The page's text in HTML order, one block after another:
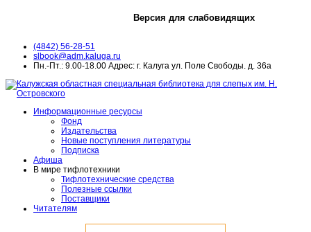
Версия для слабовидящих
(4842) 56-28-51
slbook@adm.kaluga.ru
Пн.-Пт.: 9.00-18.00 Адрес: г. Калуга ул. Поле Свободы. д. 36а
Информационные ресурсы
Фонд
Издательства
Новые поступления литературы
Подписка
Афиша
В мире тифлотехники
Тифлотехнические средства
Полезные ссылки
Поставщики
Читателям